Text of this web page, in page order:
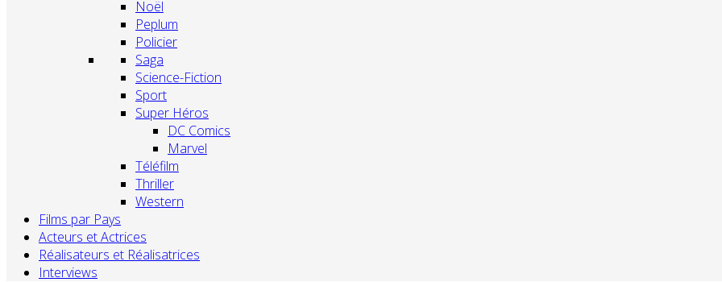
Noël
Peplum
Policier
Saga
Science-Fiction
Sport
Super Héros
DC Comics
Marvel
Téléfilm
Thriller
Western
Films par Pays
Acteurs et Actrices
Réalisateurs et Réalisatrices
Interviews